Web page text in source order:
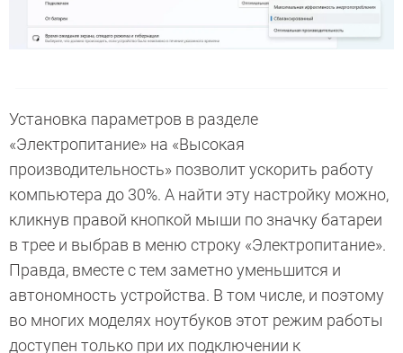
Установка параметров в разделе
«Электропитание» на «Высокая
производительность» позволит ускорить работу
компьютера до 30%. А найти эту настройку можно,
кликнув правой кнопкой мыши по значку батареи
в трее и выбрав в меню строку «Электропитание».
Правда, вместе с тем заметно уменьшится и
автономность устройства. В том числе, и поэтому
во многих моделях ноутбуков этот режим работы
доступен только при их подключении к